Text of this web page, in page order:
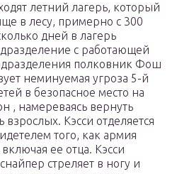
летний лагерь, который
в лесу, примерно с 300
дней в лагерь
с работающей
полковник Фош
неминуемая угроза 5-й
в безопасное место на
, намереваясь вернуть
взрослых. Кэсси отделяется
того, как армия
ее отца. Кэсси
стреляет в ногу и